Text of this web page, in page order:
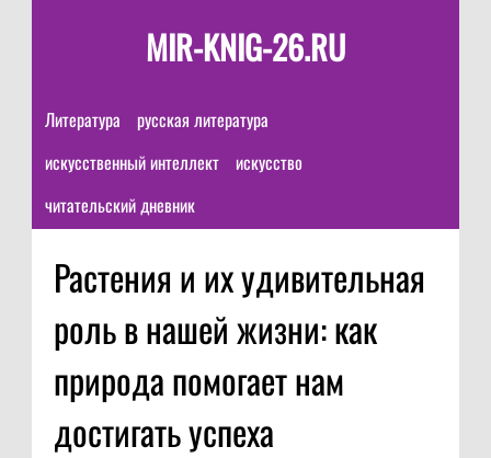
MIR-KNIG-26.RU
Литература
русская литература
искусственный интеллект
искусство
читательский дневник
Растения и их удивительная
роль в нашей жизни: как
природа помогает нам
достигать успеха